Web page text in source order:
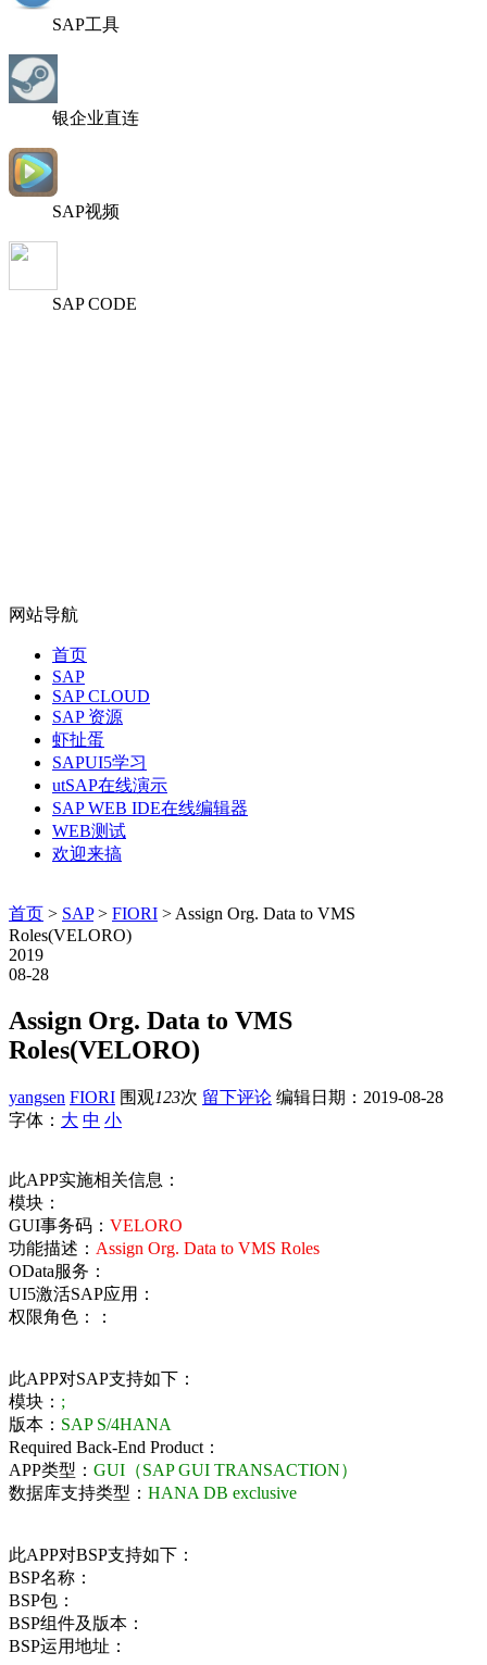
SAP工具
银企业直连
SAP视频
SAP CODE
网站导航
首页
SAP
SAP CLOUD
SAP 资源
虾扯蛋
SAPUI5学习
utSAP在线演示
SAP WEB IDE在线编辑器
WEB测试
欢迎来搞
首页 > SAP> FIORI > Assign Org. Data to VMS
Roles(VELORO)
2019
08-28
Assign Org. Data to VMS
Roles(VELORO)
yangsen FIORI 围观123次 留下评论 编辑日期： 2019-08-28
字体： 大 中 小
此APP实施相关信息：
模块：
GUI事务码： VELORO
功能描述： Assign Org. Data to VMS Roles
OData服务：
UI5激活SAP应用：
权限角色：：
此APP对SAP支持如下：
模块： ;
版本： SAP S/4HANA
Required Back-End Product：
APP类型： GUI（SAP GUI TRANSACTION）
数据库支持类型： HANA DB exclusive
此APP对BSP支持如下：
BSP名称：
BSP包：
BSP组件及版本：
BSP运用地址：